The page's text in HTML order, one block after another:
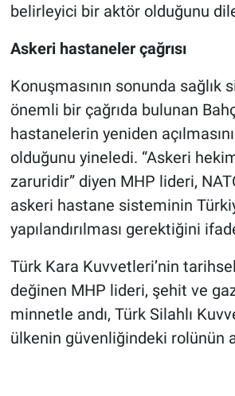
belirleyici bir aktör olduğunu
Askeri hastaneler çağrısı
Konuşmasının sonunda sağlık
önemli bir çağrıda bulunan
hastanelerin yeniden
olduğunu yineledi. “Askeri
zaruridir” diyen MHP lideri,
askeri hastane sisteminin
yapılandırılması gerektiğini
Türk Kara Kuvvetleri’nin
değinen MHP lideri, şehit ve
minnetle andı, Türk Silahlı
ülkenin güvenliğindeki rolünün